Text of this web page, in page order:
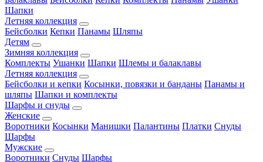
Шапки
Летняя коллекция
Бейсболки Кепки Панамы Шляпы
Детям
Зимняя коллекция
Комплекты Ушанки Шапки Шлемы и балаклавы
Летняя коллекция
Бейсболки и кепки Косынки, повязки и банданы Панамы и
шляпы Шапки и комплекты
Шарфы и снуды
Женские
Воротники Косынки Манишки Палантины Платки Снуды
Шарфы
Мужские
Воротники Снуды Шарфы